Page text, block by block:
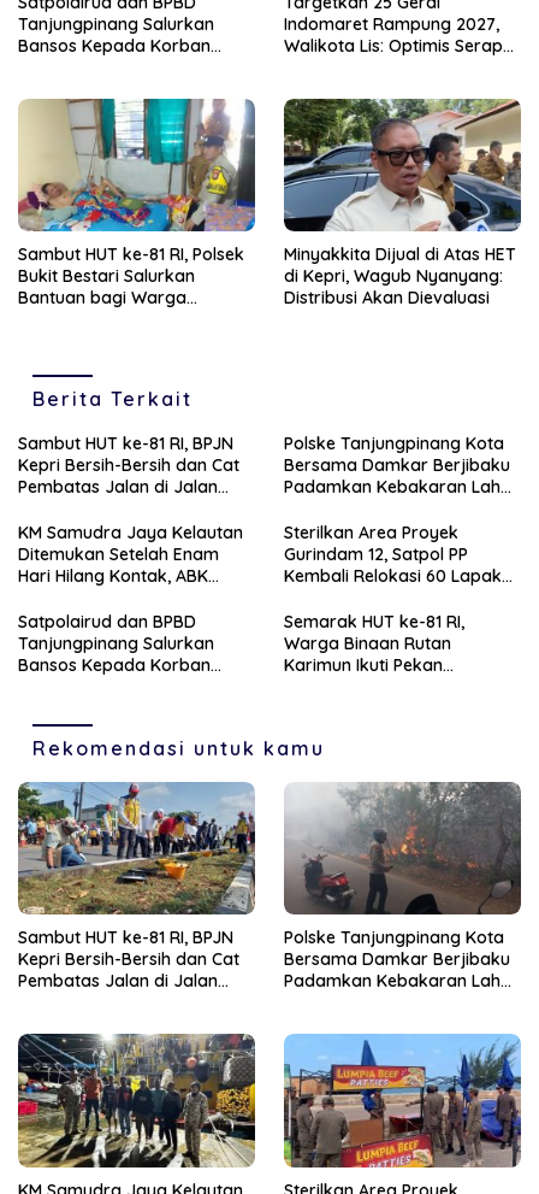
Tanjungpinang Salurkan
Bansos Kepada Korban
Indomaret Rampung 2027,
Walikota Lis: Optimis Serap
Sambut HUT ke-81 RI, Polsek
Bukit Bestari Salurkan
Bantuan bagi Warga
Minyakkita Dijual di Atas HET
di Kepri, Wagub Nyanyang:
Distribusi Akan Dievaluasi
Berita Terkait
Sambut HUT ke-81 RI, BPJN
Kepri Bersih-Bersih dan Cat
Pembatas Jalan di Jalan
Tanjungpinang
Polske Tanjungpinang Kota
Bersama Damkar Berjibaku
Padamkan Kebakaran Lahan
KM Samudra Jaya Kelautan
Ditemukan Setelah Enam
Hari Hilang Kontak, ABK
Sterilkan Area Proyek
Gurindam 12, Satpol PP
Kembali Relokasi 60 Lapak
Satpolairud dan BPBD
Tanjungpinang Salurkan
Bansos Kepada Korban
Semarak HUT ke-81 RI,
Warga Binaan Rutan
Karimun Ikuti Pekan
Rekomendasi untuk kamu
Sambut HUT ke-81 RI, BPJN
Kepri Bersih-Bersih dan Cat
Pembatas Jalan di Jalan
Polske Tanjungpinang Kota
Bersama Damkar Berjibaku
Padamkan Kebakaran Lahan